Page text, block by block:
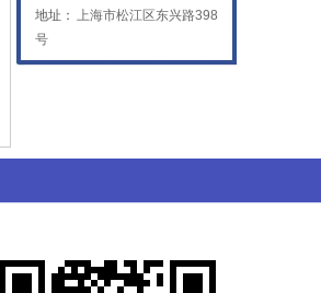
地址： 上海市松江区东兴路398
号